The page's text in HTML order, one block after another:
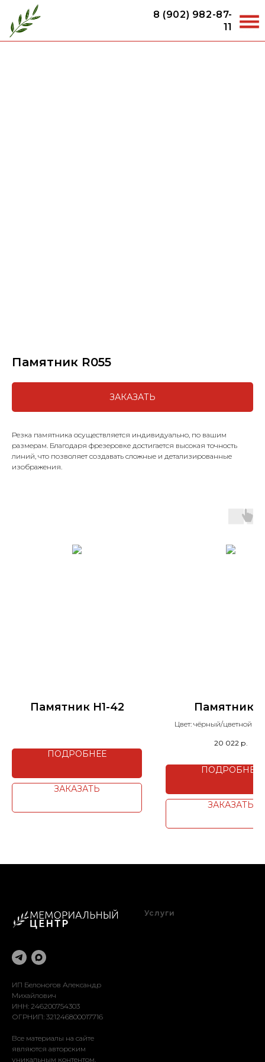
8 (902) 982-87-
11
Памятник R055
ЗАКАЗАТЬ
Резка памятника осуществляется индивидуально, по вашим
размерам. Благодаря фрезеровке достигается высокая точность
линий, что позволяет создавать сложные и детализированные
изображения.
Памятник H1-42
ПОДРОБНЕЕ
ЗАКАЗАТЬ
Памятник
Цвет: чёрный/цветной
20 022 р.
ПОДРОБНЕЕ
ЗАКАЗАТЬ
ИП Белоногов Александр
Михайлович
ИНН: 246200754303
ОГРНИП: 321246800017716
Все материалы на сайте
являются авторским
уникальным контентом.
Услуги